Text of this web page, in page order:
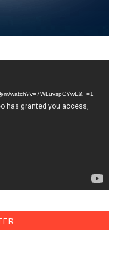
watch?v=7WLuvspCYwE&_=1